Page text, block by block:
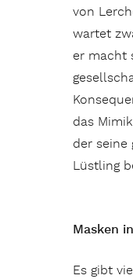
von
wartet
er macht
das
der seine
Lüstling
Masken
Es gibt